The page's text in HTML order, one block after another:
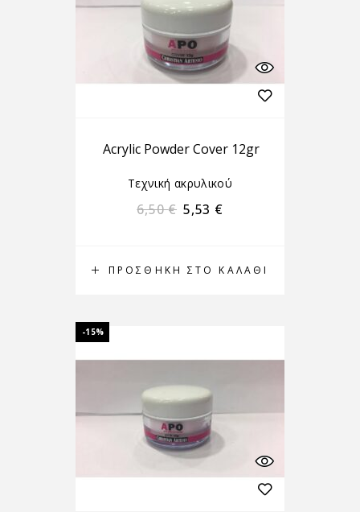
ΠΡΟΣΘΉΚΗ ΣΤΟ ΚΑΛΆΘΙ
Acrylic Powder Cover 12gr
Τεχνική ακρυλικού
6,50€ 5,53 €
-15%